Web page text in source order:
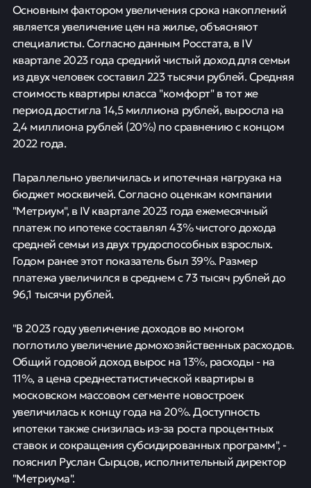
Основным фактором увеличения срока накоплений
является увеличение цен на жилье, объясняют
специалисты. Согласно данным Росстата, в IV
квартале 2023 года средний чистый доход для семьи
из двух человек составил 223 тысячи рублей. Средняя
стоимость квартиры класса "комфорт" в тот же
период достигла 14,5 миллиона рублей, выросла на
2,4 миллиона рублей (20%) по сравнению с концом
2022 года.
Параллельно увеличилась и ипотечная нагрузка на
бюджет москвичей. Согласно оценкам компании
"Метриум", в IV квартале 2023 года ежемесячный
платеж по ипотеке составлял 43% чистого дохода
средней семьи из двух трудоспособных взрослых.
Годом ранее этот показатель был 39%. Размер
платежа увеличился в среднем с 73 тысяч рублей до
96,1 тысячи рублей.
"В 2023 году увеличение доходов во многом
поглотило увеличение домохозяйственных расходов.
Общий годовой доход вырос на 13%, расходы - на
11%, а цена среднестатистической квартиры в
московском массовом сегменте новостроек
увеличилась к концу года на 20%. Доступность
ипотеки также снизилась из-за роста процентных
ставок и сокращения субсидированных программ", -
пояснил Руслан Сырцов, исполнительный директор
"Метриума".